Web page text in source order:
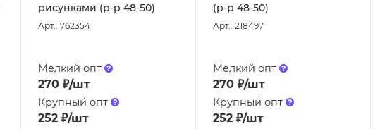
рисунками (р-р 48-50)
Арт.: 762354
Мелкий опт
270₽/шт
Крупный опт
252₽/шт
(р-р 48-50)
Арт.: 218497
Мелкий опт
270₽/шт
Крупный опт
252₽/шт